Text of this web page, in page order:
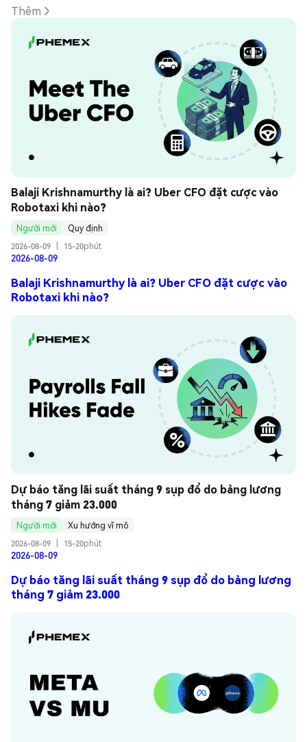
Thêm
Balaji Krishnamurthy là ai? Uber CFO đặt cược vào
Robotaxi khi nào?
Người mới
Quy định
2026-08-09
15-20phút
2026-08-09
Balaji Krishnamurthy là ai? Uber CFO đặt cược vào
Robotaxi khi nào?
Dự báo tăng lãi suất tháng 9 sụp đổ do bảng lương
tháng 7 giảm 23.000
Người mới
Xu hướng vĩ mô
2026-08-09
15-20phút
2026-08-09
Dự báo tăng lãi suất tháng 9 sụp đổ do bảng lương
tháng 7 giảm 23.000